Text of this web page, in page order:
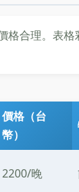
格合理。表
價格（台
幣）
2200/晚